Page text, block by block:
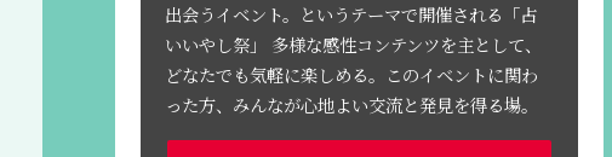
出会うイベント。というテーマで開催される「占
いいやし祭」 多様な感性コンテンツを主として、
どなたでも気軽に楽しめる。このイベントに関わ
った方、みんなが心地よい交流と発見を得る場。